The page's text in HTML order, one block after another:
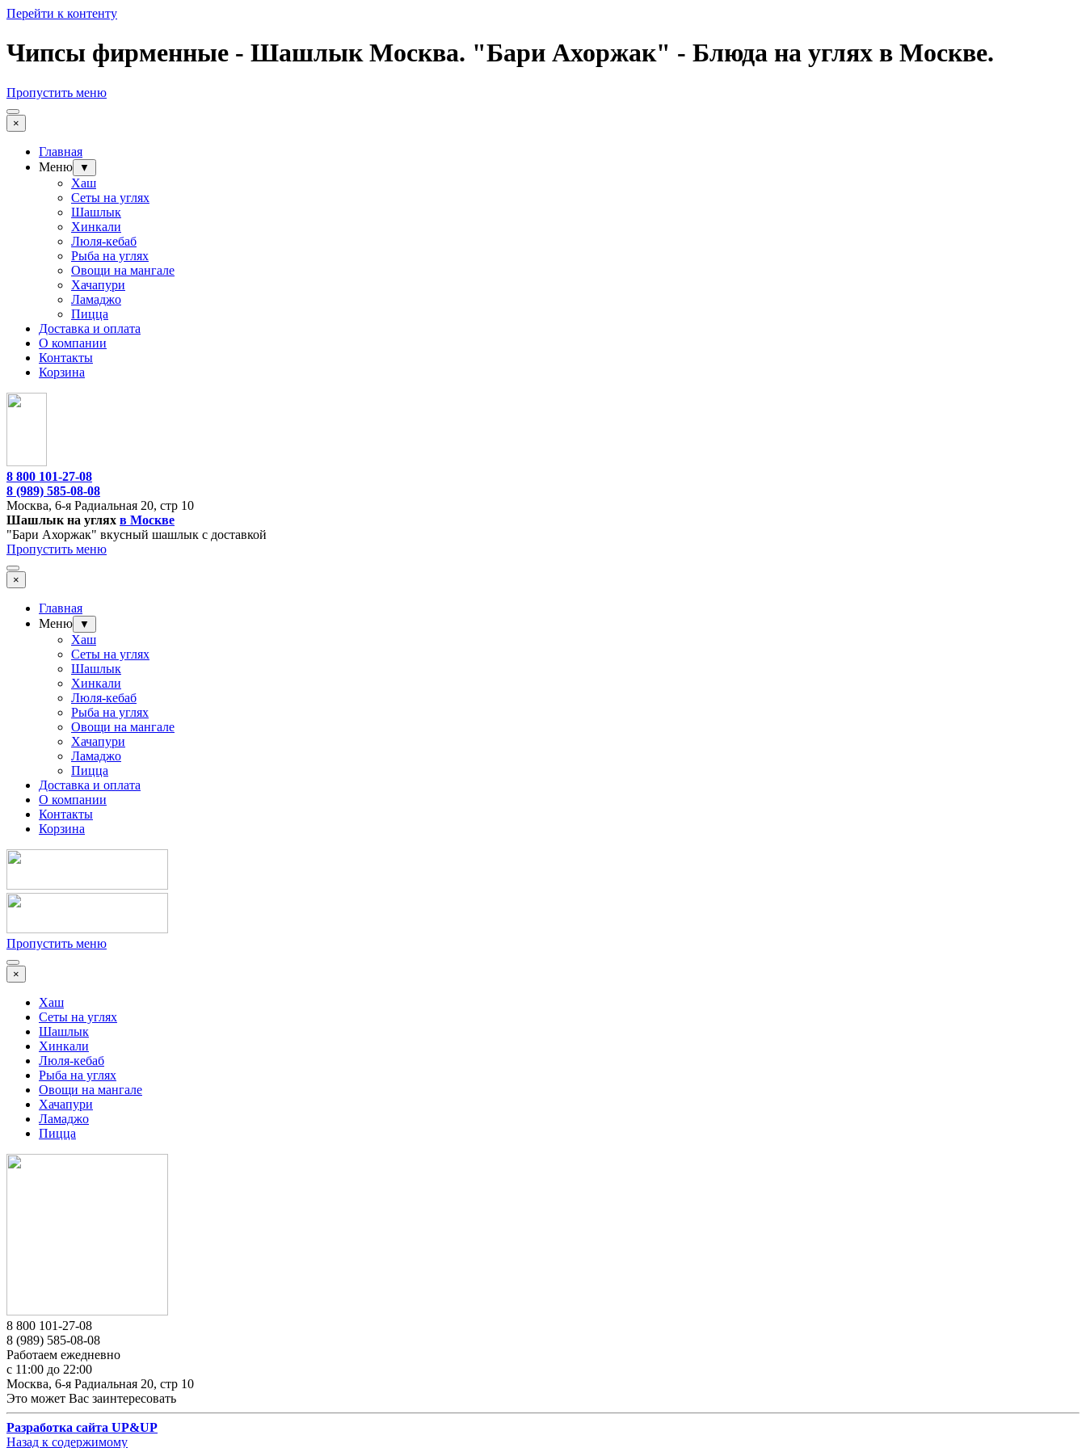
Перейти к контенту
Чипсы фирменные - Шашлык Москва. "Бари Ахоржак" - Блюда на углях в Москве.
Пропустить меню
×
Главная
Меню
▼
Хаш
Сеты на углях
Шашлык
Хинкали
Люля-кебаб
Рыба на углях
Овощи на мангале
Хачапури
Ламаджо
Пицца
Доставка и оплата
О компании
Контакты
Корзина
8 800 101-27-08
8 (989) 585-08-08
Москва, 6-я Радиальная 20, стр 10
Шашлык на углях в Москве
"Бари Ахоржак" вкусный шашлык с доставкой
Пропустить меню
×
Главная
Меню
▼
Хаш
Сеты на углях
Шашлык
Хинкали
Люля-кебаб
Рыба на углях
Овощи на мангале
Хачапури
Ламаджо
Пицца
Доставка и оплата
О компании
Контакты
Корзина
Пропустить меню
×
Хаш
Сеты на углях
Шашлык
Хинкали
Люля-кебаб
Рыба на углях
Овощи на мангале
Хачапури
Ламаджо
Пицца
8 800 101-27-08
8 (989) 585-08-08
Работаем ежедневно
с 11:00 до 22:00
Москва, 6-я Радиальная 20, стр 10
Это может Вас заинтересовать
Разработка сайта UP&UP
Назад к содержимому